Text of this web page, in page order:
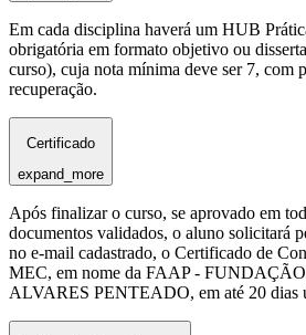
Em cada disciplina haverá um HUB
obrigatória em formato objetivo ou
curso), cuja nota mínima deve ser 7, com
recuperação.
Certificado
expand_more
Após finalizar o curso, se aprovado em
documentos validados, o aluno solicitará
no e-mail cadastrado, o Certificado de
MEC, em nome da FAAP -
ALVARES PENTEADO, em até 20 dias